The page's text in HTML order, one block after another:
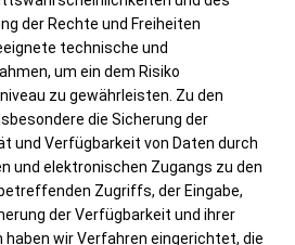
der Rechte und Freiheiten
technische und
um ein dem Risiko
zu gewährleisten. Zu den
die Sicherung der
und Verfügbarkeit von Daten durch
und elektronischen Zugangs zu den
Zugriffs, der Eingabe,
der Verfügbarkeit und ihrer
haben wir Verfahren eingerichtet, die